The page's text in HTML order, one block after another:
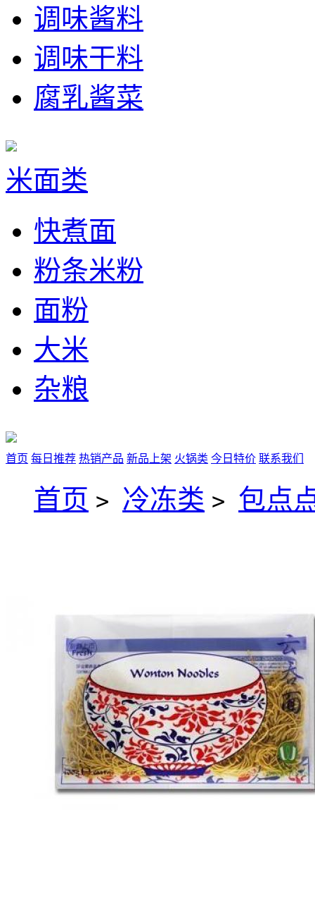
调味酱料
调味干料
腐乳酱菜
米面类
快煮面
粉条米粉
面粉
大米
杂粮
首页 每日推荐 热销产品 新品上架 火锅类 今日特价 联系我们
首页 > 冷冻类 > 包点